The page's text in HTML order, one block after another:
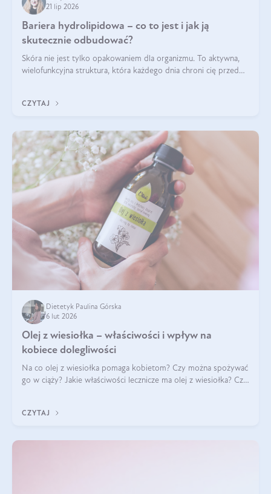
21 lip 2026
Bariera hydrolipidowa – co to jest i jak ją
skutecznie odbudować?
Skóra nie jest tylko opakowaniem dla organizmu. To aktywna,
wielofunkcyjna struktura, która każdego dnia chroni cię przed
bariera hydrolipidowa.
CZYTAJ
Dietetyk Paulina Górska
6 lut 2026
Olej z wiesiołka – właściwości i wpływ na
kobiece dolegliwości
Na co olej z wiesiołka pomaga kobietom? Czy można spożywać
go w ciąży? Jakie właściwości lecznicze ma olej z wiesiołka? Czy
CZYTAJ